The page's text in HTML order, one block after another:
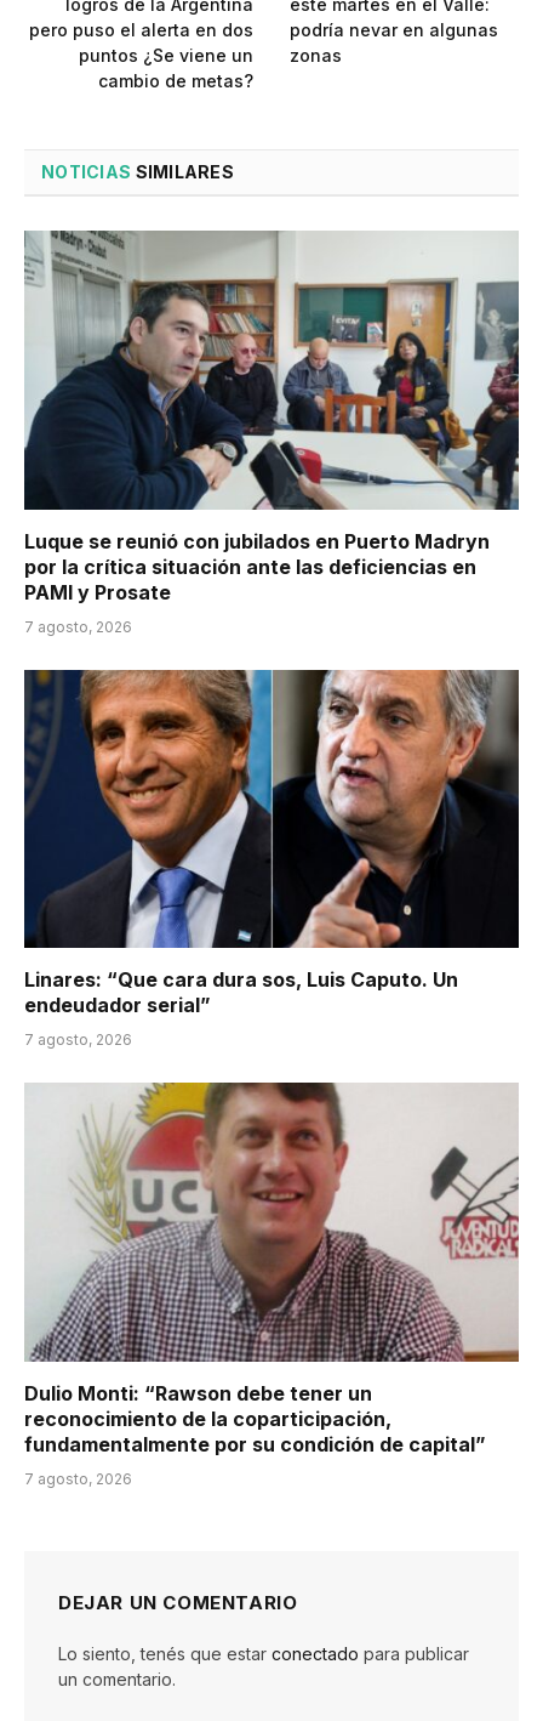
logros de la Argentina
pero puso el alerta en dos
puntos ¿Se viene un
cambio de metas?
este martes en el Valle:
podría nevar en algunas
zonas
NOTICIAS SIMILARES
Luque se reunió con jubilados en Puerto Madryn
por la crítica situación ante las deficiencias en
PAMI y Prosate
7 agosto, 2026
Linares: “Que cara dura sos, Luis Caputo. Un
endeudador serial”
7 agosto, 2026
Dulio Monti: “Rawson debe tener un
reconocimiento de la coparticipación,
fundamentalmente por su condición de capital”
7 agosto, 2026
DEJAR UN COMENTARIO
Lo siento, tenés que estar conectado para publicar
un comentario.